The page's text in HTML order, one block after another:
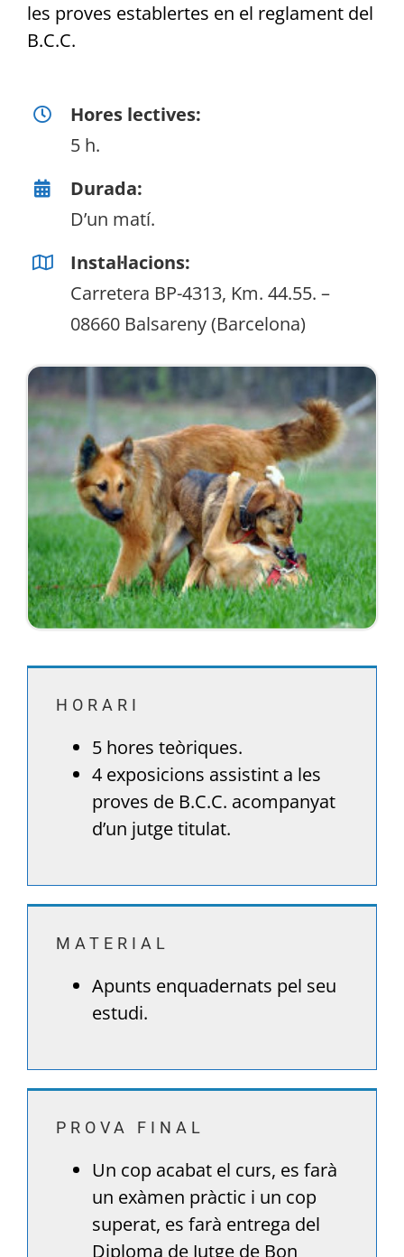
les proves establertes en el reglament del
B.C.C.
Hores lectives:
5 h.
Durada:
D’un matí.
Instal·lacions:
Carretera BP-4313, Km. 44.55. –
08660 Balsareny (Barcelona)
HORARI
5 hores teòriques.
4 exposicions assistint a les
proves de B.C.C. acompanyat
d’un jutge titulat.
MATERIAL
Apunts enquadernats pel seu
estudi.
PROVA FINAL
Un cop acabat el curs, es farà
un exàmen pràctic i un cop
superat, es farà entrega del
Diploma de Jutge de Bon